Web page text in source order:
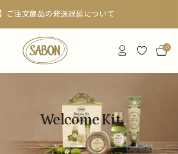
】ご注文商品の発送遅延について
0
Welcome Kit